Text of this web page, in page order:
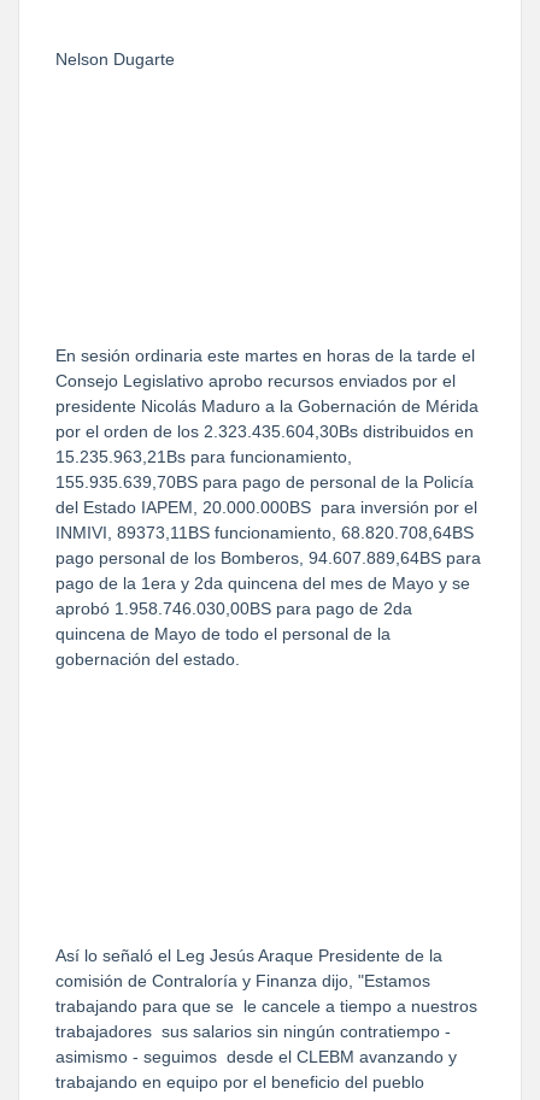
Nelson Dugarte
En sesión ordinaria este martes en horas de la tarde el
Consejo Legislativo aprobo recursos enviados por el
presidente Nicolás Maduro a la Gobernación de Mérida
por el orden de los 2.323.435.604,30Bs distribuidos en
15.235.963,21Bs para funcionamiento,
155.935.639,70BS para pago de personal de la Policía
del Estado IAPEM, 20.000.000BS para inversión por el
INMIVI, 89373,11BS funcionamiento, 68.820.708,64BS
pago personal de los Bomberos, 94.607.889,64BS para
pago de la 1era y 2da quincena del mes de Mayo y se
aprobó 1.958.746.030,00BS para pago de 2da
quincena de Mayo de todo el personal de la
gobernación del estado.
Así lo señaló el Leg Jesús Araque Presidente de la
comisión de Contraloría y Finanza dijo, "Estamos
trabajando para que se le cancele a tiempo a nuestros
trabajadores sus salarios sin ningún contratiempo -
asimismo - seguimos desde el CLEBM avanzando y
trabajando en equipo por el beneficio del pueblo